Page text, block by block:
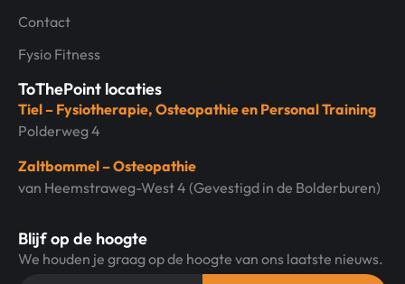
Contact
Fysio Fitness
ToThePoint locaties
Tiel – Fysiotherapie, Osteopathie en Personal Training
Polderweg 4
Zaltbommel – Osteopathie
van Heemstraweg-West 4 (Gevestigd in de Bolderburen)
Blijf op de hoogte
We houden je graag op de hoogte van ons laatste nieuws.